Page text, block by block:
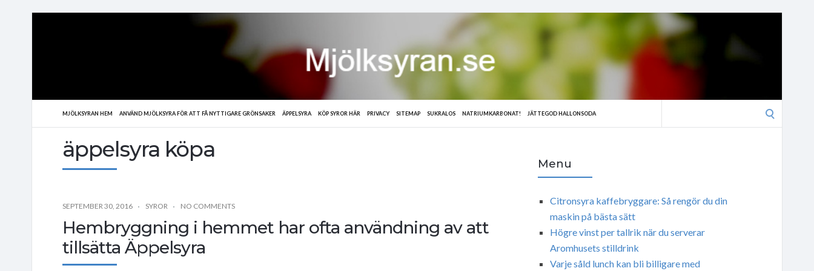
MJÖLKSYRAN HEM ANVÄND MJÖLKSYRA FÖR ATT FÅ NYTTIGARE GRÖNSAKER ÄPPELSYRA KÖP SYROR HÄR PRIVACY SITEMAP SUKRALOS NATRIUMKARBONAT! JÄTTEGOD HALLONSODA
äppelsyra köpa
SEPTEMBER 30, 2016 SYROR NO COMMENTS
Hembryggning i hemmet har ofta användning av att
tillsätta Äppelsyra
Menu
Citronsyra kaffebryggare: Så rengör du din
maskin på bästa sätt
Högre vinst per tallrik när du serverar
Aromhusets stilldrink
Varje såld lunch kan bli billigare med